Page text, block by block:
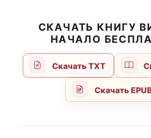
СКАЧАТЬ КНИГУ
НАЧАЛО
Скачать TXT
Скачать